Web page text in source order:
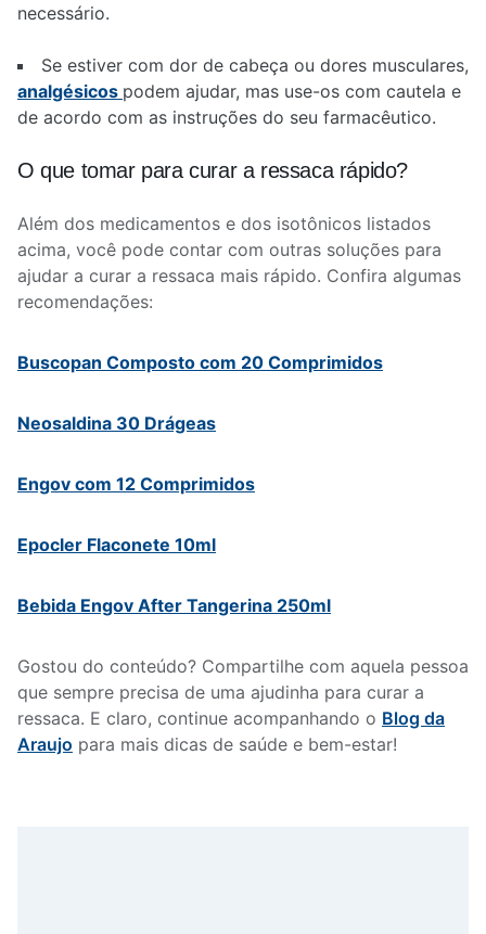
necessário.
Se estiver com dor de cabeça ou dores musculares,
analgésicos podem ajudar, mas use-os com cautela e
de acordo com as instruções do seu farmacêutico.
O que tomar para curar a ressaca rápido?
Além dos medicamentos e dos isotônicos listados
acima, você pode contar com outras soluções para
ajudar a curar a ressaca mais rápido. Confira algumas
recomendações:
Buscopan Composto com 20 Comprimidos
Neosaldina 30 Drágeas
Engov com 12 Comprimidos
Epocler Flaconete 10ml
Bebida Engov After Tangerina 250ml
Gostou do conteúdo? Compartilhe com aquela pessoa
que sempre precisa de uma ajudinha para curar a
ressaca. E claro, continue acompanhando o Blog da
Araujo para mais dicas de saúde e bem-estar!